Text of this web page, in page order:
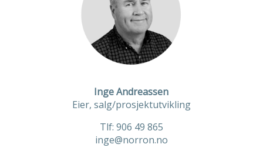
Inge Andreassen
Eier, salg/prosjektutvikling
Tlf: 906 49 865
inge@norron.no